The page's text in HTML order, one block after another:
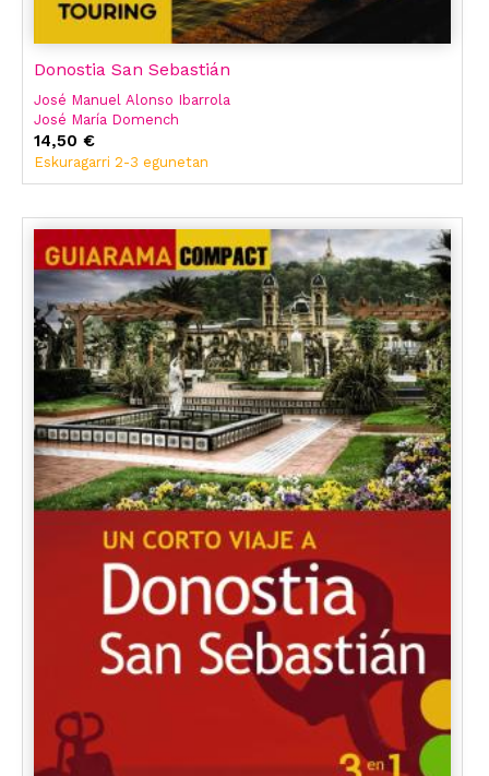
Donostia San Sebastián
José Manuel Alonso Ibarrola
José María Domench
14,50 €
Eskuragarri 2-3 egunetan